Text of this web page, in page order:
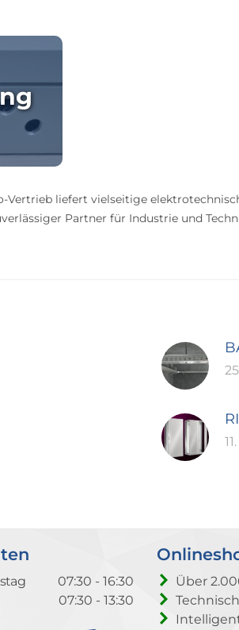
Vertrieb liefert vielseitige
Partner für Industrie und
07:30 - 16:30
07:30 - 13:30
Über